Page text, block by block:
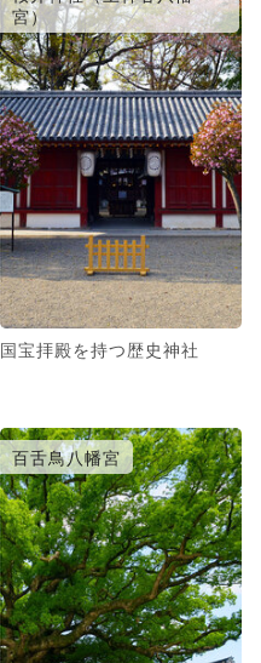
宮）
国宝拝殿を持つ歴史神社
百舌鳥八幡宮